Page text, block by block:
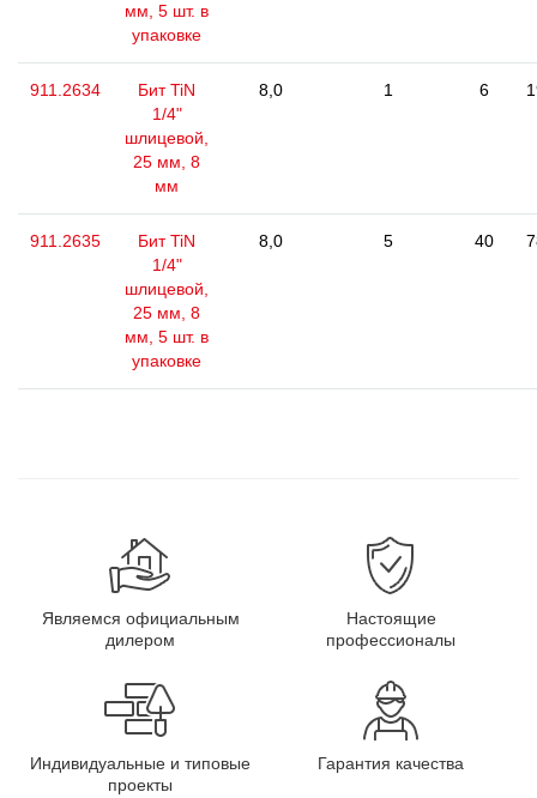
мм, 5 шт. в
упаковке
911.2634
Бит TiN
1/4"
шлицевой,
25 мм, 8
мм
8,0 1 6
911.2635
Бит TiN
1/4"
шлицевой,
25 мм, 8
мм, 5 шт. в
упаковке
8,0 5 40
Являемся официальным
дилером
Настоящие
профессионалы
Индивидуальные и типовые
проекты
Гарантия качества